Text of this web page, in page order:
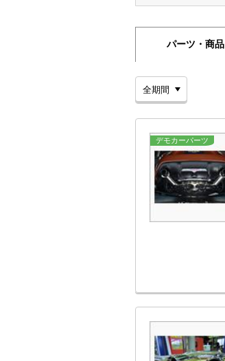
パーツ・商品
デモカーパーツ